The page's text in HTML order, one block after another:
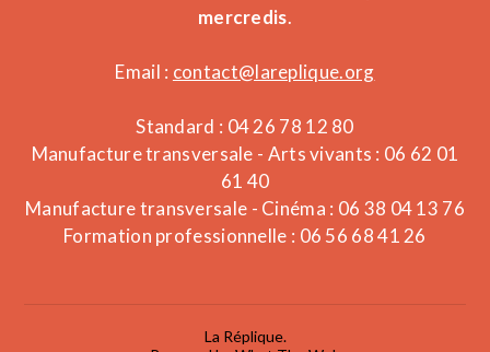
mercredis.
Email : contact@lareplique.org
Standard : 04 26 78 12 80
Manufacture transversale - Arts vivants : 06 62 01
61 40
Manufacture transversale - Cinéma : 06 38 04 13 76
Formation professionnelle : 06 56 68 41 26
La Réplique.